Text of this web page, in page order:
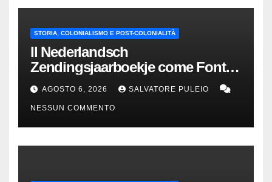
STORIA, COLONIALISMO E POST-COLONIALITÀ
Il Nederlandsch
Zendingsjaarboekje come Fonte
Storica delle Indie Orientali
Olandesi
AGOSTO 6, 2026 SALVATORE PULEIO
NESSUN COMMENTO